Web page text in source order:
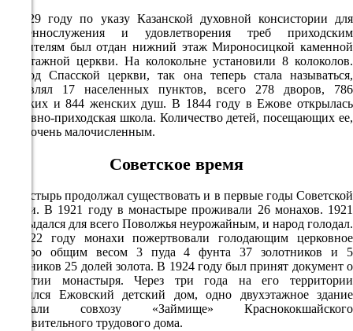
03:00
10.7°
762
73%
3.6
322°
06:00
12.8°
763
72%
2.8
323°
В 1829 году по указу Казанской духовной консистории для
священнослужения и удовлетворения треб приходским
служителям был отдан нижний этаж Мироносицкой каменной
двухэтажной церкви. На колокольне установили 8 колоколов.
Приход Спасской церкви, так она теперь стала называться,
составлял 17 населенных пунктов, всего 278 дворов, 786
мужских и 844 женских душ. В 1844 году в Ежове открылась
церковно-приходская школа. Количество детей, посещающих ее,
было очень малочисленным.
Советское время
Монастырь продолжал существовать и в первые годы Советской
власти. В 1921 году в монастыре проживали 26 монахов. 1921
год выдался для всего Поволжья неурожайным, и народ голодал.
В 1922 году монахи пожертвовали голодающим церковное
серебро общим весом 3 пуда 4 фунта 37 золотников и 5
золотников 25 долей золота. В 1924 году был принят документ о
закрытии монастыря. Через три года на его территории
открылся Ежовский детский дом, одно двухэтажное здание
передали совхозу «Займище» Краснококшайского
исправительного трудового дома.